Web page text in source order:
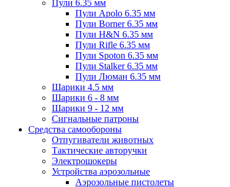
Пули 6.35 мм
Пули Apolo 6.35 мм
Пули Borner 6.35 мм
Пули H&N 6.35 мм
Пули Rifle 6.35 мм
Пули Spoton 6.35 мм
Пули Stalker 6.35 мм
Пули Люман 6.35 мм
Шарики 4.5 мм
Шарики 6 - 8 мм
Шарики 9 - 12 мм
Сигнальные патроны
Средства самообороны
Отпугиватели животных
Тактические авторучки
Электрошокеры
Устройства аэрозольные
Аэрозольные пистолеты